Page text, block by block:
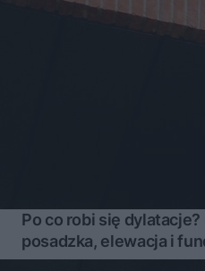
Po co robi się
posadzka, elewacja i